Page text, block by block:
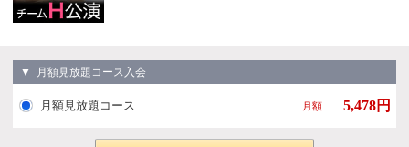
▼ 月額見放題コース入会
月額見放題コース 月額 5,478円